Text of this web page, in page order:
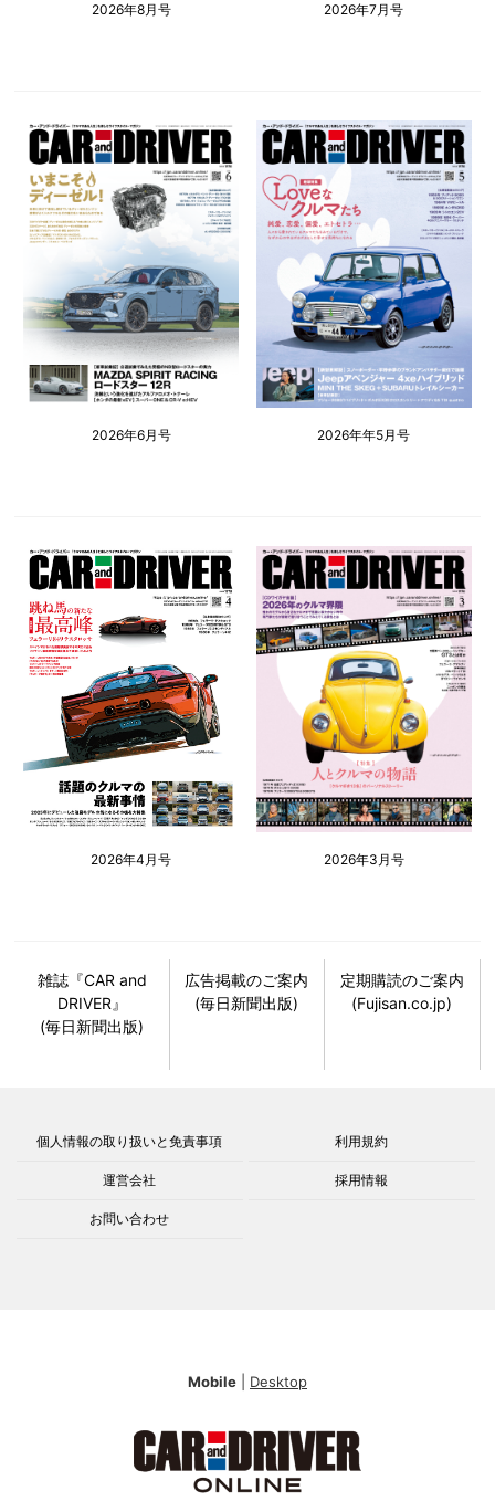
2026年8月号 2026年7月号
2026年6月号 2026年年5月号
2026年4月号 2026年3月号
雑誌『CAR and
DRIVER』
(毎日新聞出版)
広告掲載のご案内
(毎日新聞出版)
定期購読のご案内
(Fujisan.co.jp)
個人情報の取り扱いと免責事項 利用規約
運営会社 採用情報
お問い合わせ
Mobile Desktop